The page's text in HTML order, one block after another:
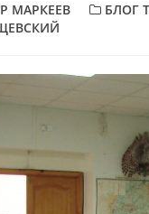
МАРКЕЕВ БЛОГ